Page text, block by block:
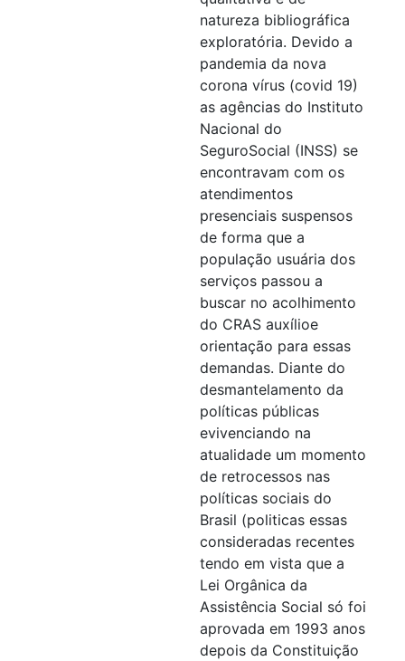
natureza bibliográfica
exploratória. Devido a
pandemia da nova
corona vírus (covid 19)
as agências do Instituto
Nacional do
SeguroSocial (INSS) se
encontravam com os
atendimentos
presenciais suspensos
de forma que a
população usuária dos
serviços passou a
buscar no acolhimento
do CRAS auxílioe
orientação para essas
demandas. Diante do
desmantelamento da
políticas públicas
evivenciando na
atualidade um momento
de retrocessos nas
políticas sociais do
Brasil (politicas essas
consideradas recentes
tendo em vista que a
Lei Orgânica da
Assistência Social só foi
aprovada em 1993 anos
depois da Constituição